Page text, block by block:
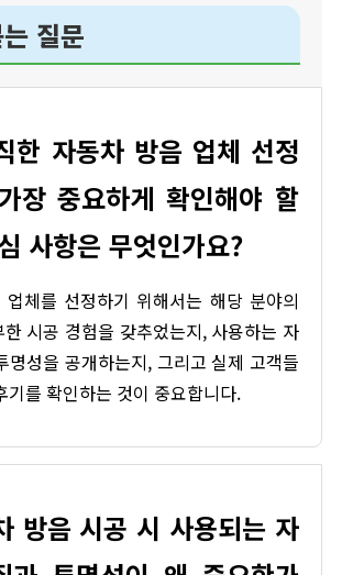
질문
한 자동차 방음 업체 선정
장 중요하게 확인해야 할
사항은 무엇인가요?
업체를 선정하기 위해서는 해당 분야의
시공 경험을 갖추었는지, 사용하는 자
명성을 공개하는지, 그리고 실제 고객들
기를 확인하는 것이 중요합니다.
방음 시공 시 사용되는 자